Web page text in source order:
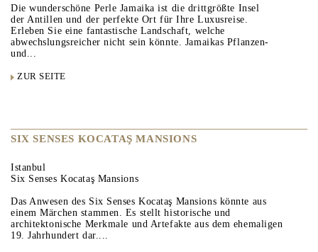
Die wunderschöne Perle Jamaika ist die drittgrößte Insel
der Antillen und der perfekte Ort für Ihre Luxusreise.
Erleben Sie eine fantastische Landschaft, welche
abwechslungsreicher nicht sein könnte. Jamaikas Pflanzen-
und...
ZUR SEITE
SIX SENSES KOCATAŞ MANSIONS
Istanbul
Six Senses Kocataş Mansions
Das Anwesen des Six Senses Kocataş Mansions könnte aus
einem Märchen stammen. Es stellt historische und
architektonische Merkmale und Artefakte aus dem ehemaligen
19. Jahrhundert dar....